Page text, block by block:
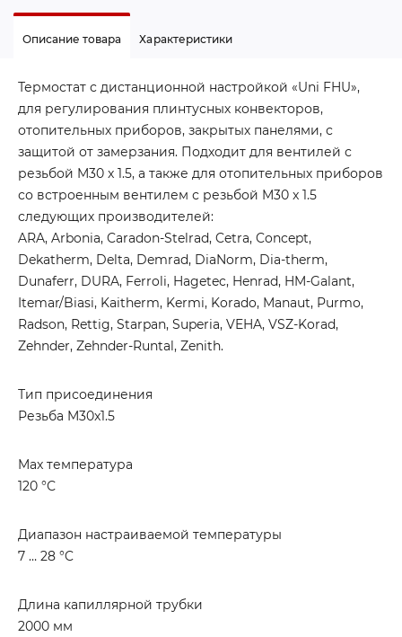
Описание товара Характеристики
Термостат с дистанционной настройкой «Uni FHU»,
для регулирования плинтусных конвекторов,
отопительных приборов, закрытых панелями, с
защитой от замерзания. Подходит для вентилей с
резьбой M30 x 1.5, а также для отопительных приборов
со встроенным вентилем с резьбой M30 x 1.5
следующих производителей:
ARA, Arbonia, Caradon-Stelrad, Cetra, Concept,
Dekatherm, Delta, Demrad, DiaNorm, Dia-therm,
Dunaferr, DURA, Ferroli, Hagetec, Henrad, HM-Galant,
Itemar/Biasi, Kaitherm, Kermi, Korado, Manaut, Purmo,
Radson, Rettig, Starpan, Superia, VEHA, VSZ-Korad,
Zehnder, Zehnder-Runtal, Zenith.
Тип присоединения
Резьба M30x1.5
Max температура
120 °С
Диапазон настраиваемой температуры
7 … 28 °C
Длина капиллярной трубки
2000 мм